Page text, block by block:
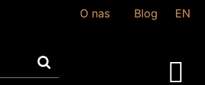
O nas Blog EN